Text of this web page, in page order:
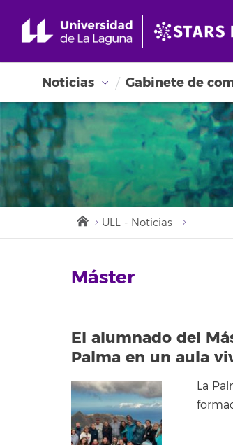
Noticias Gabinete de
ULL - Noticias
Máster
El alumnado del
Palma en un aula
La